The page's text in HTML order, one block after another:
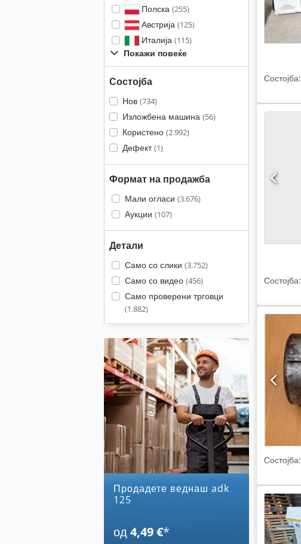
Полска (255)
Австрија (125)
Италија (115)
Покажи повеќе
Состојба
Нов (734)
Изложбена машина (56)
Користено (2.992)
Дефект(1)
Формат на продажба
Мали огласи (3.676)
Аукции (107)
Детали
Само со слики (3.752)
Само со видео (456)
Само проверени трговци
(1.882)
Продадете веднаш adk
125
од4,49 €*
Состојба:
Состојба:
Состојба: